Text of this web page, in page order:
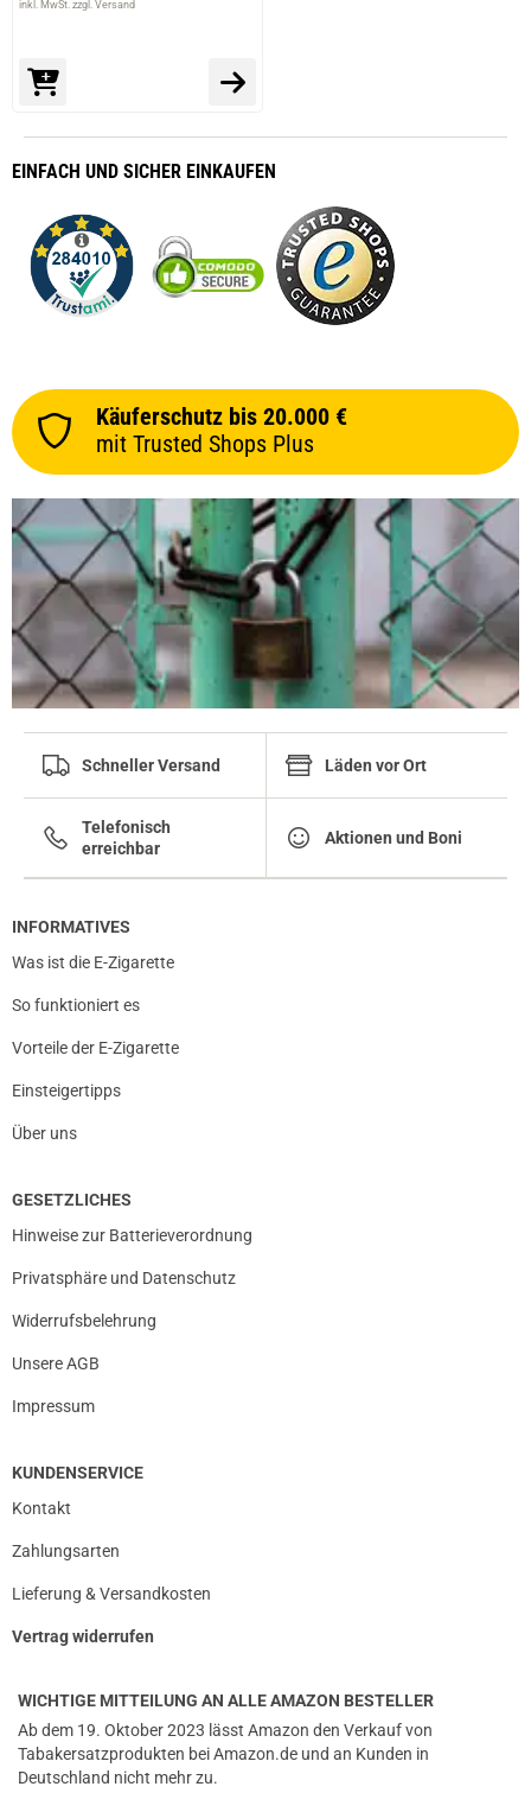
prev
inkl. MwSt. zzgl. Versand
EINFACH UND SICHER EINKAUFEN
Käuferschutz bis 20.000 €
mit Trusted Shops Plus
Schneller Versand Läden vor Ort
Telefonisch
erreichbar
Aktionen und Boni
INFORMATIVES
Was ist die E-Zigarette
So funktioniert es
Vorteile der E-Zigarette
Einsteigertipps
Über uns
GESETZLICHES
Hinweise zur Batterieverordnung
Privatsphäre und Datenschutz
Widerrufsbelehrung
Unsere AGB
Impressum
KUNDENSERVICE
Kontakt
Zahlungsarten
Lieferung & Versandkosten
Vertrag widerrufen
WICHTIGE MITTEILUNG AN ALLE AMAZON BESTELLER
Ab dem 19. Oktober 2023 lässt Amazon den Verkauf von
Tabakersatzprodukten bei Amazon.de und an Kunden in
Deutschland nicht mehr zu.